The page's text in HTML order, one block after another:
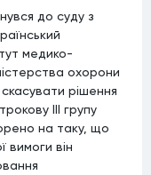
до суду з
медико-
охорони
рішення
III групу
на таку, що
вимоги він